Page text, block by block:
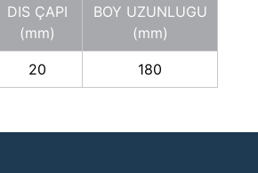
DIS ÇAPI
(mm)
BOY UZUNLUGU
(mm)
20 180